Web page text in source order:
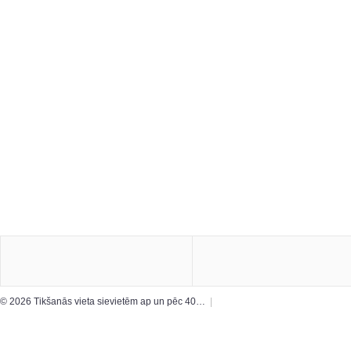
© 2026 Tikšanās vieta sievietēm ap un pēc 40…